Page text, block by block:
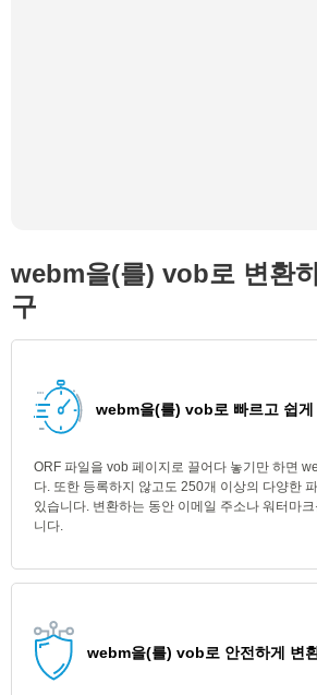
webm을(를) vob로 변환
구
webm을(를) vob로 빠르고 쉽게
ORF 파일을 vob 페이지로 끌어다 놓기만 하면
다. 또한 등록하지 않고도 250개 이상의 다양한
있습니다. 변환하는 동안 이메일 주소나 워터마
니다.
webm을(를) vob로 안전하게 변